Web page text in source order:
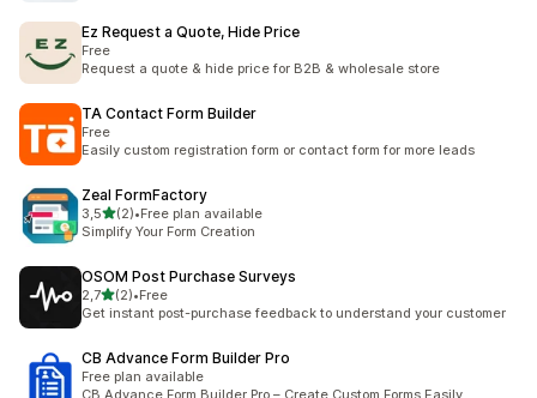
Ez Request a Quote, Hide Price
Free
Request a quote & hide price for B2B & wholesale store
TA Contact Form Builder
Free
Easily custom registration form or contact form for more leads
Zeal FormFactory
3,55 yıldız üzerinden
(2)
toplam 2 değerlendirme
•Free plan available
Simplify Your Form Creation
OSOM Post Purchase Surveys
2,75 yıldız üzerinden
(2)
toplam 2 değerlendirme
•Free
Get instant post-purchase feedback to understand your customer
CB Advance Form Builder Pro
Free plan available
CB Advance Form Builder Pro – Create Custom Forms Easily